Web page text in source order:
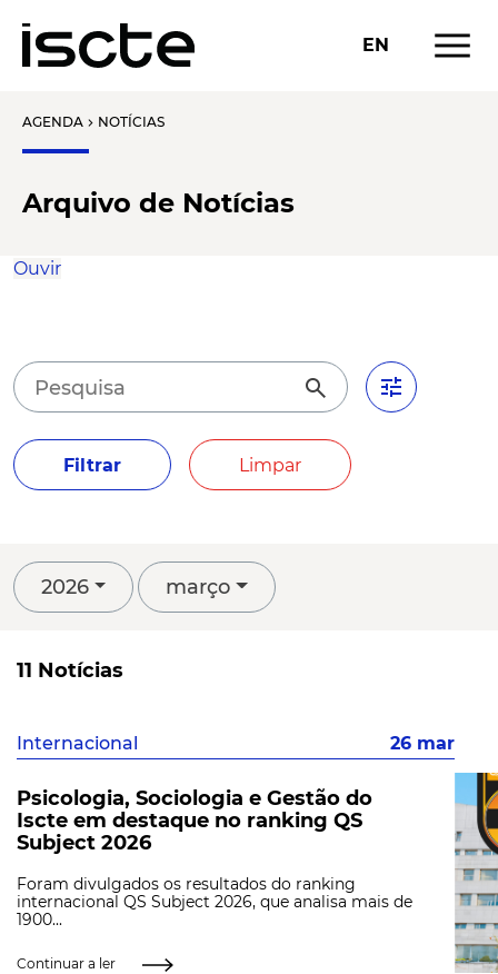
EN menu
AGENDA chevron_right NOTÍCIAS
Arquivo de Notícias
Ouvir
search tune
Filtrar Limpar
2026 março
11 Notícias
Internacional 26 mar
Psicologia, Sociologia e Gestão do
Iscte em destaque no ranking QS
Subject 2026
Foram divulgados os resultados do ranking
internacional QS Subject 2026, que analisa mais de
1900...
Continuar a ler